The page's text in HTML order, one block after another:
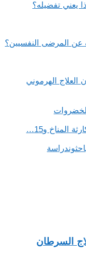
يعني تفضيله؟
عن المرضى النفسيين؟
العلاج الهرموني
المناخ و15…
دراسة
السرطان